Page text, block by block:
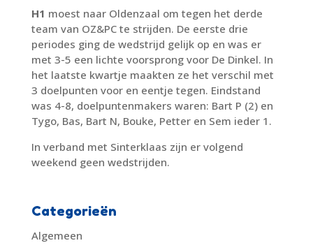
H1 moest naar Oldenzaal om tegen het derde
team van OZ&PC te strijden. De eerste drie
periodes ging de wedstrijd gelijk op en was er
met 3-5 een lichte voorsprong voor De Dinkel. In
het laatste kwartje maakten ze het verschil met
3 doelpunten voor en eentje tegen. Eindstand
was 4-8, doelpuntenmakers waren: Bart P (2) en
Tygo, Bas, Bart N, Bouke, Petter en Sem ieder 1.
In verband met Sinterklaas zijn er volgend
weekend geen wedstrijden.
Categorieën
Algemeen